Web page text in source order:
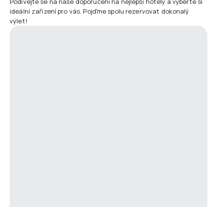
ideální zařízení pro vás. Pojďme spolu rezervovat dokonalý
výlet!